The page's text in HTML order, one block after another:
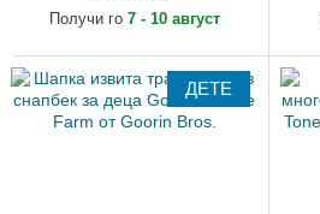
Получи го 7 - 10 август
ДЕТЕ